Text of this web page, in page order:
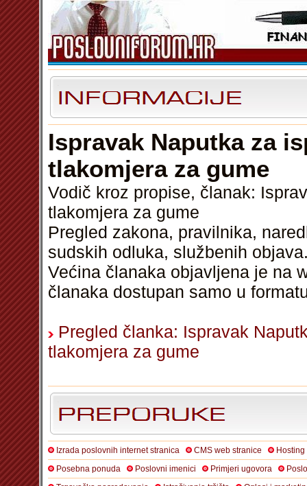
Ispravak Naputka za
tlakomjera za gume
Vodič kroz propise, članak:
tlakomjera za gume
Pregled zakona, pravilnika,
sudskih odluka, službenih
Većina članaka objavljena je na
članaka dostupan samo u
Pregled članka: Ispravak
tlakomjera za gume
Izrada poslovnih internet stranica CMS web stranice
Posebna ponuda
Poslovni imenici Primjeri ugovora